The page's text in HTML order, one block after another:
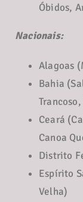
Óbidos,
Nacionais:
Alagoas
Bahia
Ceará
Canoa
Distrito
Espírito
Velha)